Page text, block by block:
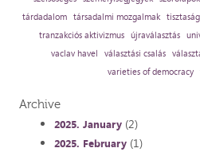
tárdadalom társadalmi mozgalmak tisztaság
tranzakciós aktivizmus
újraválasztás
vaclav havel
választási csalás
varieties of democracy
Archive
2025. January(2)
2025. February(1)